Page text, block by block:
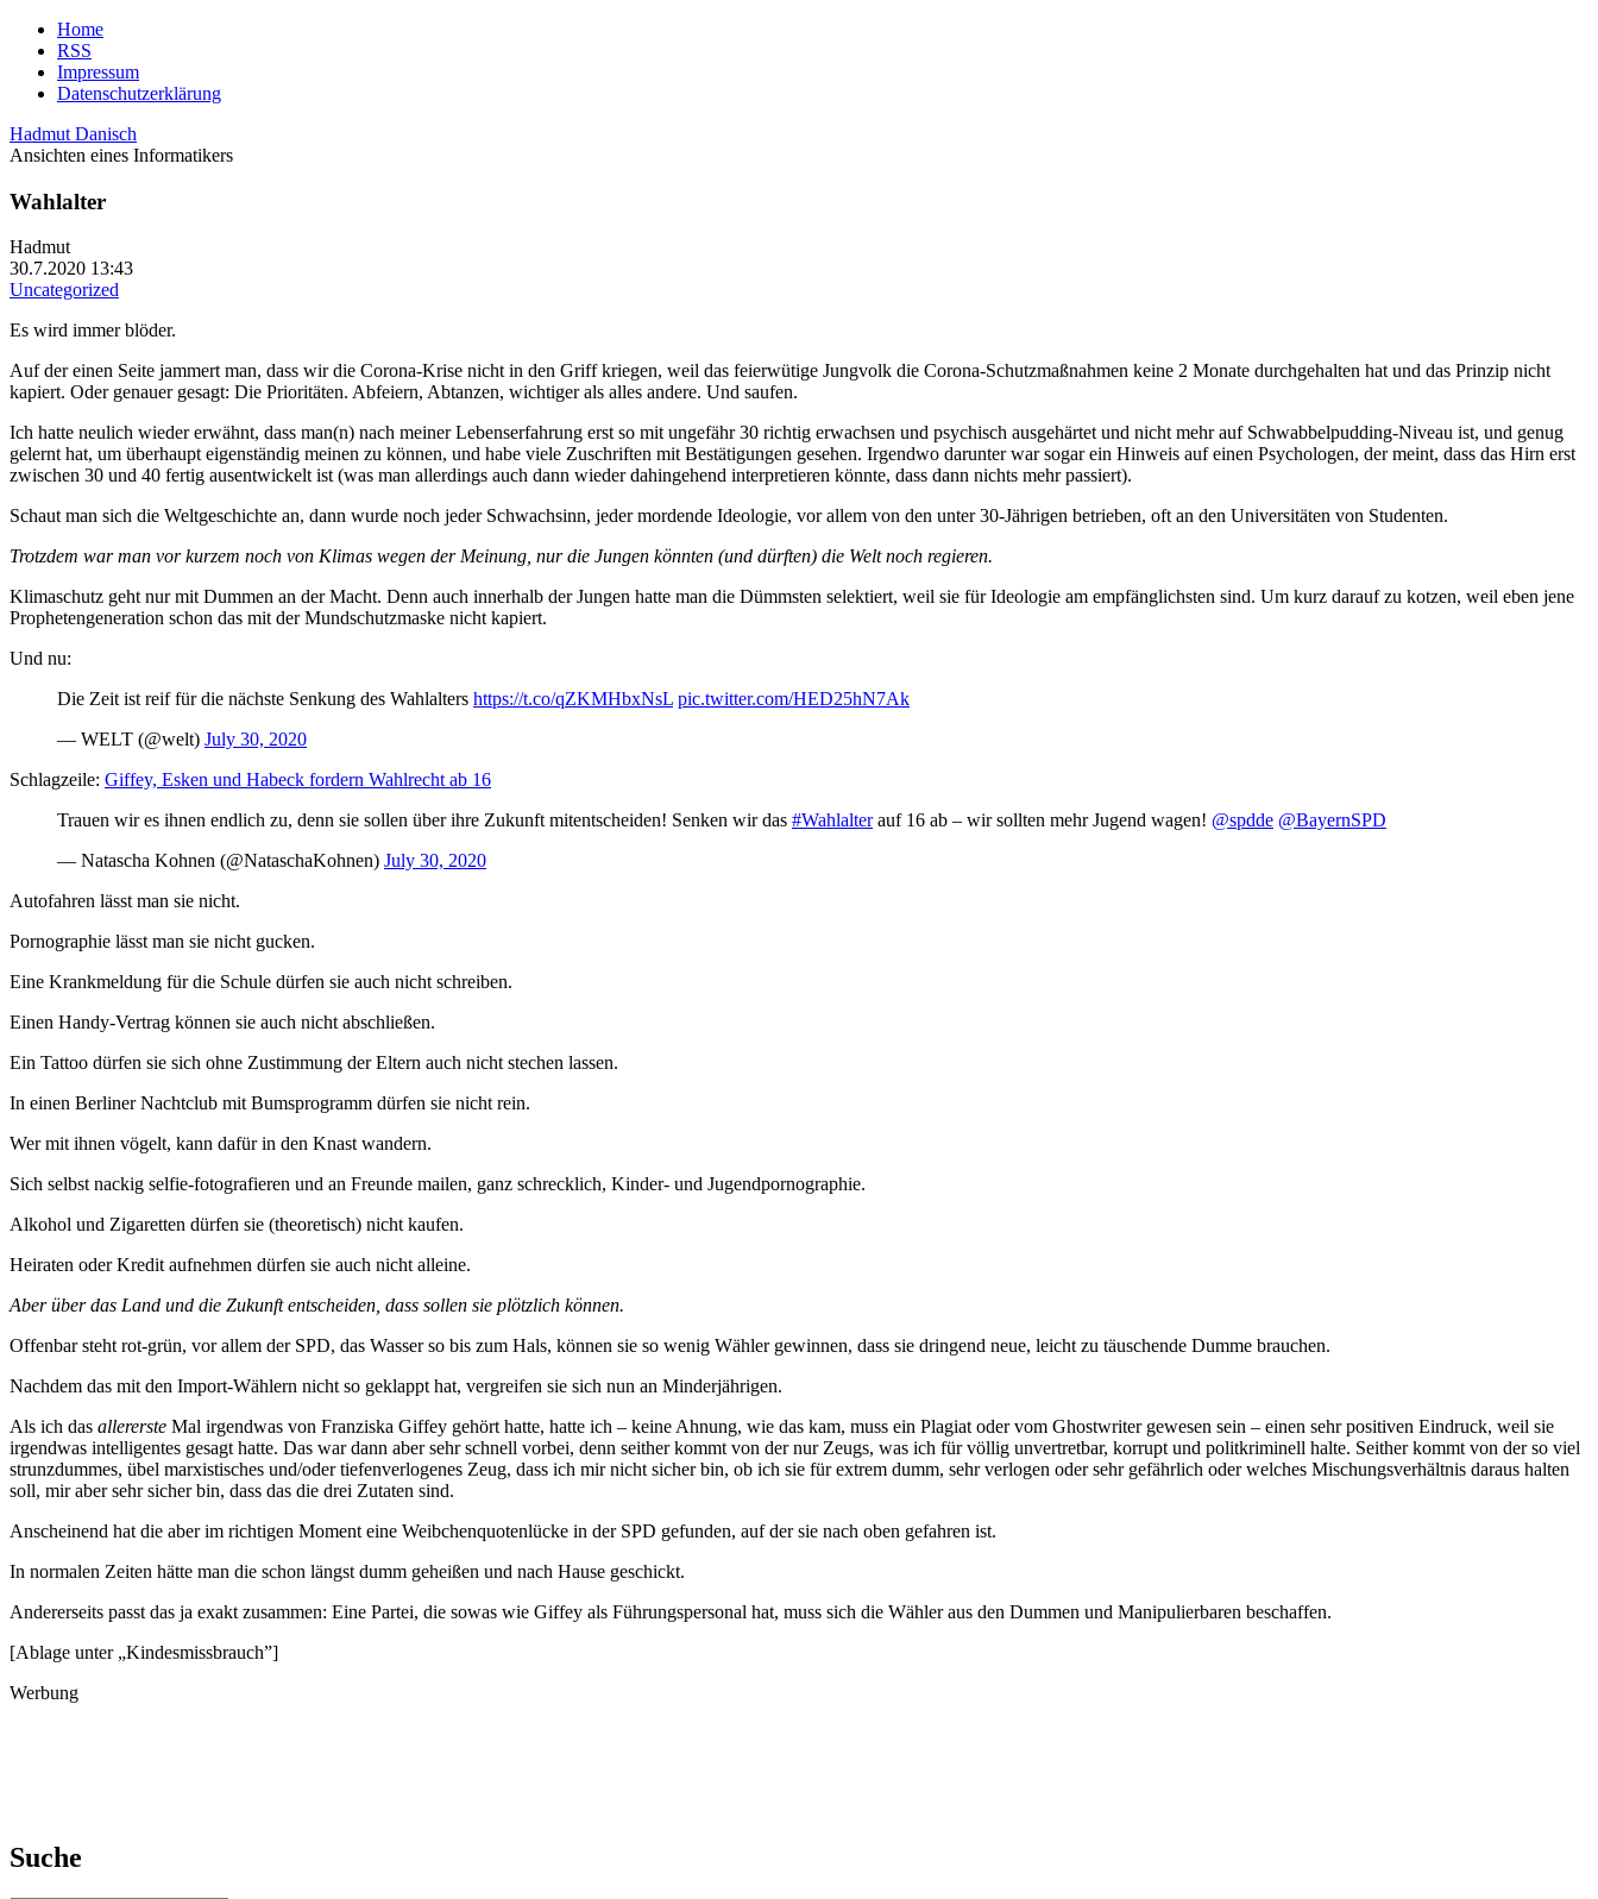
Home
RSS
Impressum
Datenschutzerklärung
Hadmut Danisch
Ansichten eines Informatikers
Wahlalter
Hadmut
30.7.2020 13:43
Uncategorized
Es wird immer blöder.
Auf der einen Seite jammert man, dass wir die Corona-Krise nicht in den Griff kriegen, weil das feierwütige Jungvolk die Corona-Schutzmaßnahmen keine 2 Monate durchgehalten hat und das Prinzip nicht
kapiert. Oder genauer gesagt: Die Prioritäten. Abfeiern, Abtanzen, wichtiger als alles andere. Und saufen.
Ich hatte neulich wieder erwähnt, dass man(n) nach meiner Lebenserfahrung erst so mit ungefähr 30 richtig erwachsen und psychisch ausgehärtet und nicht mehr auf Schwabbelpudding-Niveau ist, und genug
gelernt hat, um überhaupt eigenständig meinen zu können, und habe viele Zuschriften mit Bestätigungen gesehen. Irgendwo darunter war sogar ein Hinweis auf einen Psychologen, der meint, dass das Hirn erst
zwischen 30 und 40 fertig ausentwickelt ist (was man allerdings auch dann wieder dahingehend interpretieren könnte, dass dann nichts mehr passiert).
Schaut man sich die Weltgeschichte an, dann wurde noch jeder Schwachsinn, jeder mordende Ideologie, vor allem von den unter 30-Jährigen betrieben, oft an den Universitäten von Studenten.
Trotzdem war man vor kurzem noch von Klimas wegen der Meinung, nur die Jungen könnten (und dürften) die Welt noch regieren.
Klimaschutz geht nur mit Dummen an der Macht. Denn auch innerhalb der Jungen hatte man die Dümmsten selektiert, weil sie für Ideologie am empfänglichsten sind. Um kurz darauf zu kotzen, weil eben jene
Prophetengeneration schon das mit der Mundschutzmaske nicht kapiert.
Und nu:
Die Zeit ist reif für die nächste Senkung des Wahlalters https://t.co/qZKMHbxNsL pic.twitter.com/HED25hN7Ak
— WELT (@welt) July 30, 2020
Schlagzeile: Giffey, Esken und Habeck fordern Wahlrecht ab 16
Trauen wir es ihnen endlich zu, denn sie sollen über ihre Zukunft mitentscheiden! Senken wir das #Wahlalterauf 16 ab – wir sollten mehr Jugend wagen! @spdde @BayernSPD
— Natascha Kohnen (@NataschaKohnen) July 30, 2020
Autofahren lässt man sie nicht.
Pornographie lässt man sie nicht gucken.
Eine Krankmeldung für die Schule dürfen sie auch nicht schreiben.
Einen Handy-Vertrag können sie auch nicht abschließen.
Ein Tattoo dürfen sie sich ohne Zustimmung der Eltern auch nicht stechen lassen.
In einen Berliner Nachtclub mit Bumsprogramm dürfen sie nicht rein.
Wer mit ihnen vögelt, kann dafür in den Knast wandern.
Sich selbst nackig selfie-fotografieren und an Freunde mailen, ganz schrecklich, Kinder- und Jugendpornographie.
Alkohol und Zigaretten dürfen sie (theoretisch) nicht kaufen.
Heiraten oder Kredit aufnehmen dürfen sie auch nicht alleine.
Aber über das Land und die Zukunft entscheiden, dass sollen sie plötzlich können.
Offenbar steht rot-grün, vor allem der SPD, das Wasser so bis zum Hals, können sie so wenig Wähler gewinnen, dass sie dringend neue, leicht zu täuschende Dumme brauchen.
Nachdem das mit den Import-Wählern nicht so geklappt hat, vergreifen sie sich nun an Minderjährigen.
Als ich das allererste Mal irgendwas von Franziska Giffey gehört hatte, hatte ich – keine Ahnung, wie das kam, muss ein Plagiat oder vom Ghostwriter gewesen sein – einen sehr positiven Eindruck, weil sie
irgendwas intelligentes gesagt hatte. Das war dann aber sehr schnell vorbei, denn seither kommt von der nur Zeugs, was ich für völlig unvertretbar, korrupt und politkriminell halte. Seither kommt von der so viel
strunzdummes, übel marxistisches und/oder tiefenverlogenes Zeug, dass ich mir nicht sicher bin, ob ich sie für extrem dumm, sehr verlogen oder sehr gefährlich oder welches Mischungsverhältnis daraus halten
soll, mir aber sehr sicher bin, dass das die drei Zutaten sind.
Anscheinend hat die aber im richtigen Moment eine Weibchenquotenlücke in der SPD gefunden, auf der sie nach oben gefahren ist.
In normalen Zeiten hätte man die schon längst dumm geheißen und nach Hause geschickt.
Andererseits passt das ja exakt zusammen: Eine Partei, die sowas wie Giffey als Führungspersonal hat, muss sich die Wähler aus den Dummen und Manipulierbaren beschaffen.
[Ablage unter „Kindesmissbrauch”]
Werbung
Suche